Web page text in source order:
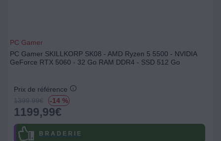
PC Gamer
PC Gamer SKILLKORP SK08 - AMD Ryzen 5 5500 - NVIDIA
GeForce RTX 5060 - 32 Go RAM DDR4 - SSD 512 Go
Prix de référence
1399.99€ -14 %
1199,99€
B R A D E R I E